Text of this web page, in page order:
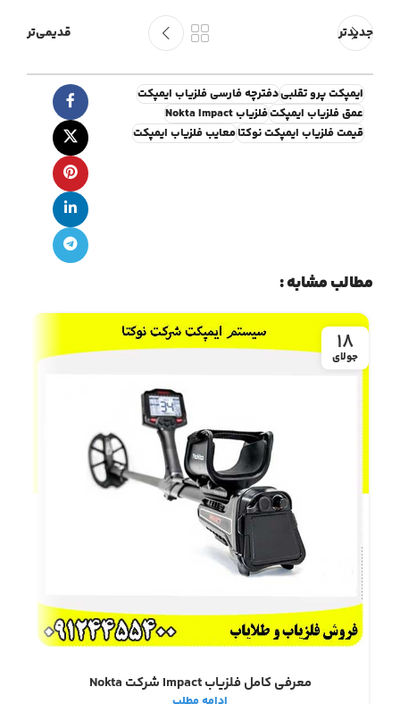
جدیدتر قدیمی‌تر
ایمپکت پرو تقلبیدفترچه فارسی فلزیاب ایمپکت
عمق فلزیاب ایمپکتفلزیاب Nokta Impact
قیمت فلزیاب ایمپکت نوکتامعایب فلزیاب ایمپکت
مطالب مشابه :
18
جولای
معرفی کامل فلزیاب Impact شرکت Nokta